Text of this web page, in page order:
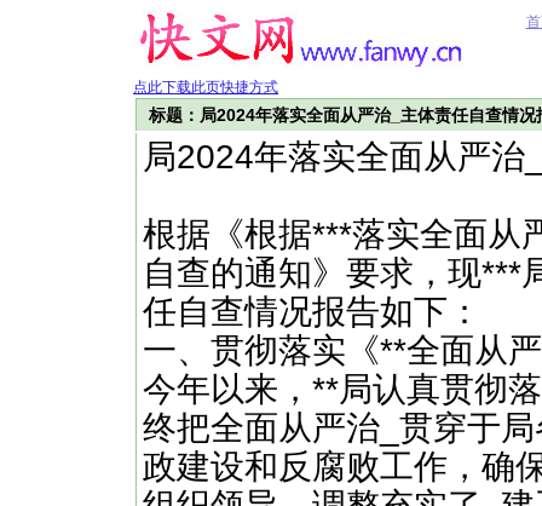
点此下载此页快捷方式
标题：局2024年落实全面从严治_主体责任自查情况
局2024年落实全面从严治
根据《根据***落实全面从
自查的通知》要求，现***
任自查情况报告如下：
一、贯彻落实《**全面从
今年以来，**局认真贯彻
终把全面从严治_贯穿于
政建设和反腐败工作，确